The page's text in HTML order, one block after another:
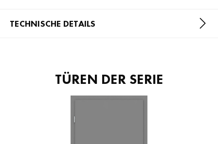
TECHNISCHE DETAILS
TÜREN DER SERIE